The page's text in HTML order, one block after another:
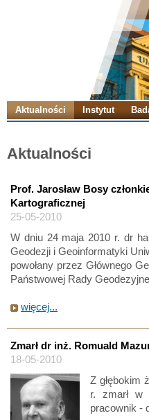
Aktualności Instytut
Aktualności
Prof. Jarosław Bosy
Kartograficznej
25-05-2010
W dniu 24 maja 2010 r. dr
Geodezji i Geoinformatyki
powołany przez Głównego
Państwowej Rady
więcej...
Zmarł dr inż. Romuald
18-05-2010
Z głębokim
r. zmarł w
pracownik -